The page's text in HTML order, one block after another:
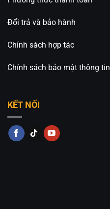
Đổi trả và bảo hành
Chính sách hợp tác
Chính sách bảo mật thông tin
KẾT NỐI